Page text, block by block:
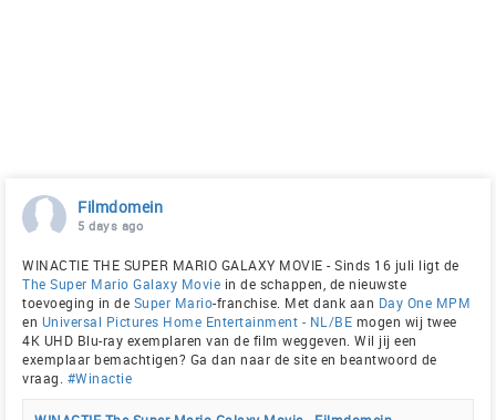
Filmdomein
5 days ago
WINACTIE THE SUPER MARIO GALAXY MOVIE - Sinds 16 juli ligt de
The Super Mario Galaxy Movie in de schappen, de nieuwste
toevoeging in de Super Mario-franchise. Met dank aan Day One MPM
en Universal Pictures Home Entertainment - NL/BE mogen wij twee
4K UHD Blu-ray exemplaren van de film weggeven. Wil jij een
exemplaar bemachtigen? Ga dan naar de site en beantwoord de
vraag. #Winactie